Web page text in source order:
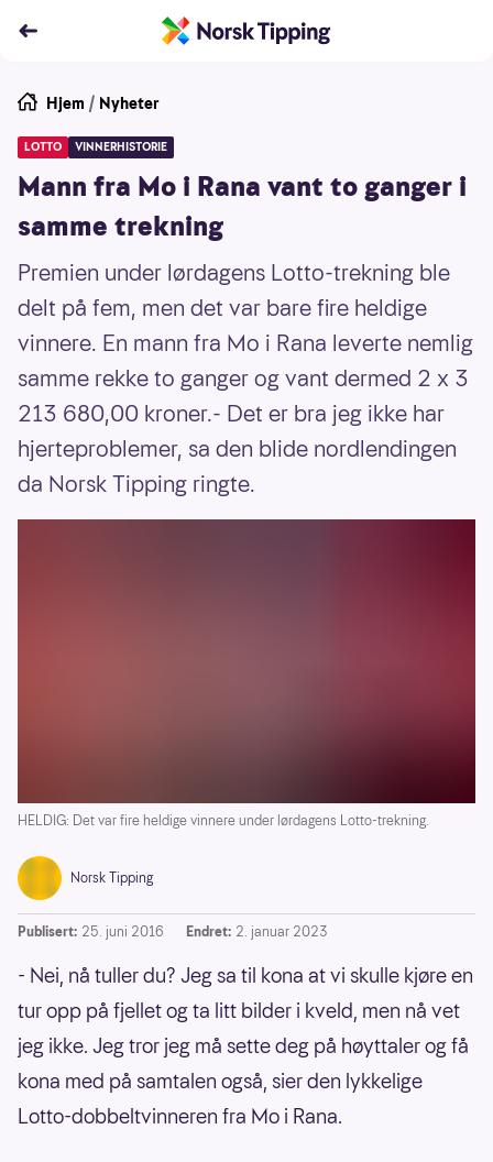
Hjem / Nyheter
LOTTO VINNERHISTORIE
Mann fra Mo i Rana vant to ganger i
samme trekning
Premien under lørdagens Lotto-trekning ble
delt på fem, men det var bare fire heldige
vinnere. En mann fra Mo i Rana leverte nemlig
samme rekke to ganger og vant dermed 2 x 3
213 680,00 kroner.- Det er bra jeg ikke har
hjerteproblemer, sa den blide nordlendingen
da Norsk Tipping ringte.
HELDIG: Det var fire heldige vinnere under lørdagens Lotto-trekning.
Norsk Tipping
Publisert: 25. juni 2016 Endret: 2. januar 2023
- Nei, nå tuller du? Jeg sa til kona at vi skulle kjøre en
tur opp på fjellet og ta litt bilder i kveld, men nå vet
jeg ikke. Jeg tror jeg må sette deg på høyttaler og få
kona med på samtalen også, sier den lykkelige
Lotto-dobbeltvinneren fra Mo i Rana.